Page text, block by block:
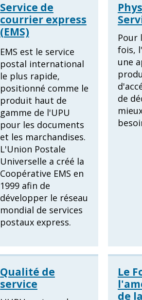
Service de
courrier express
(EMS)
EMS est le service
postal international
le plus rapide,
positionné comme le
produit haut de
gamme de l'UPU
pour les documents
et les marchandises.
L'Union Postale
Universelle a créé la
Coopérative EMS en
1999 afin de
développer le réseau
mondial de services
postaux express.
Pour
fois,
une
de
Qualité de
service
Le
de